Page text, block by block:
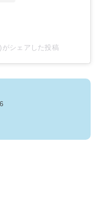
シェアした投稿